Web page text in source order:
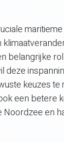
belangrijke
deze
keuzes te
een betere
en